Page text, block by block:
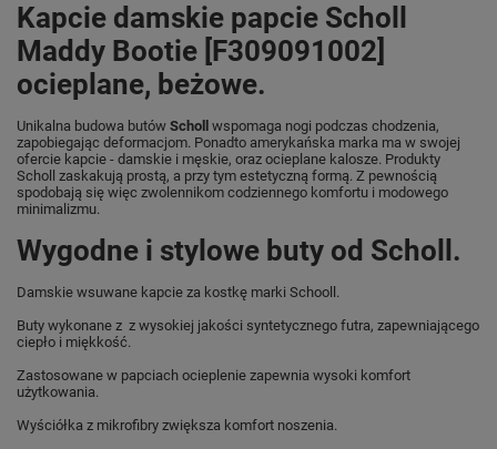
Kapcie damskie papcie Scholl
Maddy Bootie [F309091002]
ocieplane, beżowe.
Unikalna budowa butów Scholl wspomaga nogi podczas chodzenia,
zapobiegając deformacjom. Ponadto amerykańska marka ma w swojej
ofercie kapcie - damskie i męskie, oraz ocieplane kalosze. Produkty
Scholl zaskakują prostą, a przy tym estetyczną formą. Z pewnością
spodobają się więc zwolennikom codziennego komfortu i modowego
minimalizmu.
Wygodne i stylowe buty od Scholl.
Damskie wsuwane kapcie za kostkę marki Schooll.
Buty wykonane z z wysokiej jakości syntetycznego futra, zapewniającego
ciepło i miękkość.
Zastosowane w papciach ocieplenie zapewnia wysoki komfort
użytkowania.
Wyściółka z mikrofibry zwiększa komfort noszenia.